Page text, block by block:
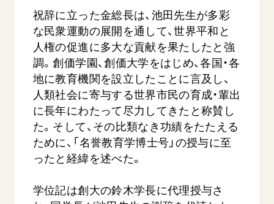
【被爆証言】母子で受け継ぐ「ナガサキの
心」 長崎県 吉岡加…
SDGs 平和 動画
祝辞に立った金総長は、池田先生が多彩
な民衆運動の展開を通して、世界平和と
人権の促進に多大な貢献を果たしたと強
調。創価学園、創価大学をはじめ、各国・各
地に教育機関を設立したことに言及し、
人類社会に寄与する世界市民の育成・輩出
に長年にわたって尽力してきたと称賛し
た。そして、その比類なき功績をたたえる
ために、「名誉教育学博士号」の授与に至
ったと経緯を述べた。
学位記は創大の鈴木学長に代理授与さ